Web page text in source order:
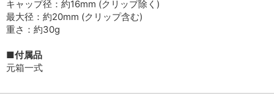
キャップ径：約16mm (クリップ除く)
最大径：約20mm (クリップ含む)
重さ：約30g
■付属品
元箱一式